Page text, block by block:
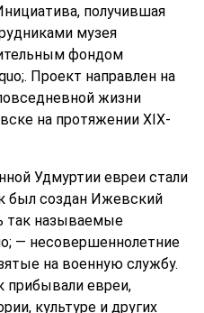
получившая
музея
фондом
Проект направлен на
жизни
на протяжении XIX-
Удмуртии евреи стали
был создан Ижевский
так называемые
— несовершеннолетние
на военную службу.
прибывали евреи,
культуре и других